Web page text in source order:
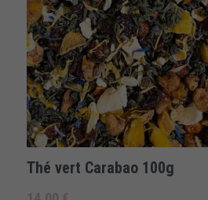
Thé vert Carabao 100g